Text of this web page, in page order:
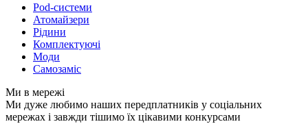
Pod-системи
Атомайзери
Рідини
Комплектуючі
Моди
Самозаміс
Ми в мережі
Ми дуже любимо наших передплатників у соціальних
мережах і завжди тішимо їх цікавими конкурсами